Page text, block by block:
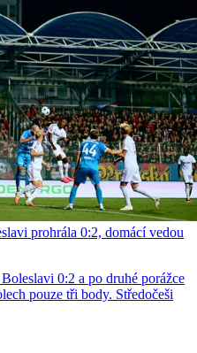
prohrála 0:2, domácí vedou
0:2 a po druhé porážce
pouze tři body. Středočeši